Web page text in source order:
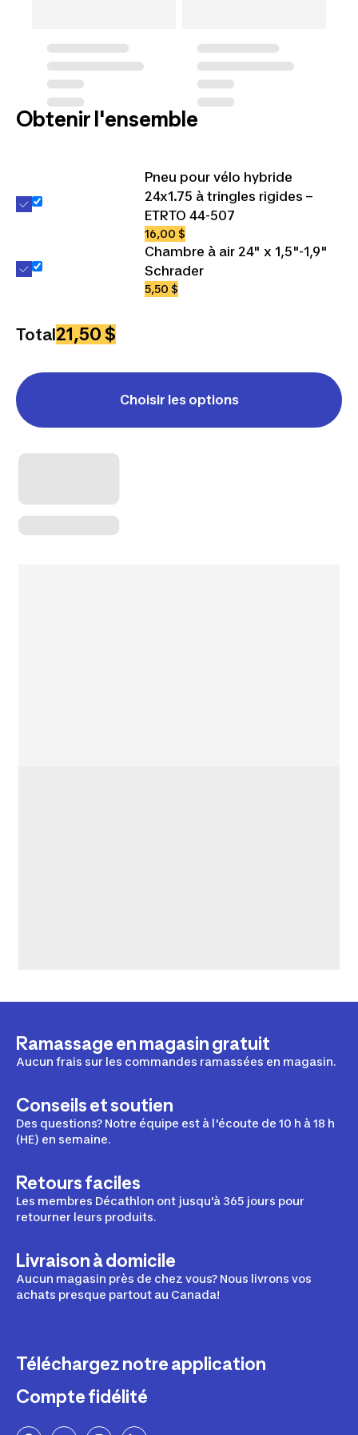
Obtenir l'ensemble
Pneu pour vélo hybride
24x1.75 à tringles rigides –
ETRTO 44-507
16,00 $
Chambre à air 24" x 1,5"-1,9"
Schrader
5,50 $
Total21,50 $
Choisir les options
Ramassage en magasin gratuit
Aucun frais sur les commandes ramassées en magasin.
Conseils et soutien
Des questions? Notre équipe est à l'écoute de 10 h à 18 h
(HE) en semaine.
Retours faciles
Les membres Décathlon ont jusqu'à 365 jours pour
retourner leurs produits.
Livraison à domicile
Aucun magasin près de chez vous? Nous livrons vos
achats presque partout au Canada!
Téléchargez notre application
Compte fidélité